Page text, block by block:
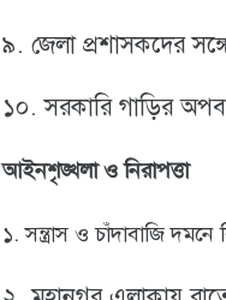
৯. জেলা প্রশাসকদের
১০. সরকারি গাড়ির
আইনশৃঙ্খলা ও নিরাপত্তা
১. সন্ত্রাস ও চাঁদাবাজি